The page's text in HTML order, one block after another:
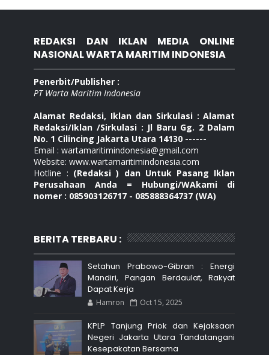
REDAKSI DAN IKLAN MEDIA ONLINE
NASIONAL WARTA MARITIM INDONESIA
Penerbit/Publisher :
PT Warta Maritim Indonesia
Alamat Redaksi, Iklan dan Sirkulasi : Alamat
Redaksi/Iklan /Sirkulasi : Jl Baru Gg. 2 Dalam
No. 1 Cilincing Jakarta Utara 14130 ------
Email : wartamaritimindonesia@gmail.com
Website: www.wartamaritimindonesia.com
Hotline : (Redaksi ) dan Untuk Pasang Iklan
Perusahaan Anda = Hubungi/WAkami di
nomer : 085903126717 - 085888364737 (WA)
BERITA TERBARU :
Setahun Prabowo-Gibran : Energi
Mandiri, Pangan Berdaulat, Rakyat
Dapat Kerja
Hamron Oct 15, 2025
KPLP Tanjung Priok dan Kejaksaan
Negeri Jakarta Utara Tandatangani
Kesepakatan Bersama